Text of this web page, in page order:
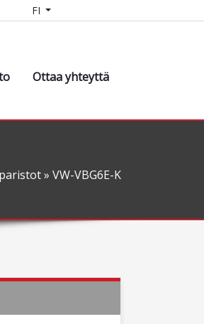
FI
Ottaa yhteyttä
» VW-VBG6E-K